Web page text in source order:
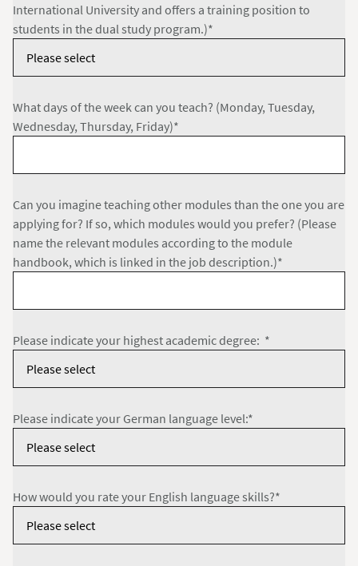
International University and offers a training position to
students in the dual study program.)*
What days of the week can you teach? (Monday, Tuesday,
Wednesday, Thursday, Friday)*
Can you imagine teaching other modules than the one you are
applying for? If so, which modules would you prefer? (Please
name the relevant modules according to the module
handbook, which is linked in the job description.)*
Please indicate your highest academic degree: *
Please indicate your German language level:*
How would you rate your English language skills?*